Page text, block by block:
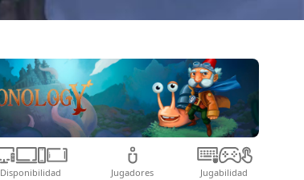
Disponibilidad Jugadores Jugabilidad